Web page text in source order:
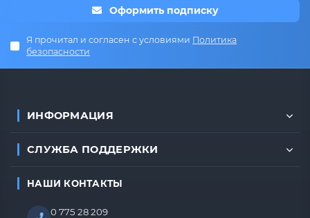
Оформить подписку
Я прочитал и согласен с условиями Политика
безопасности
ИНФОРМАЦИЯ
СЛУЖБА ПОДДЕРЖКИ
НАШИ КОНТАКТЫ
0 775 28 209